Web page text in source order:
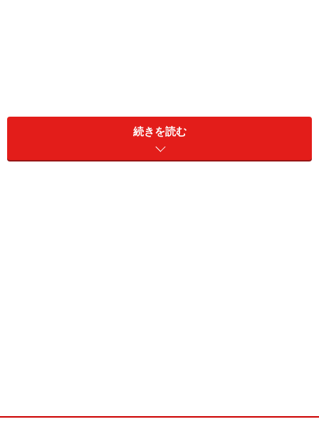
生活したものの、社会人となってからはずっとマンショ
ン。家の管理や庭仕事などした記憶がない、というよう
なタイプの人間だ。
続きを読む